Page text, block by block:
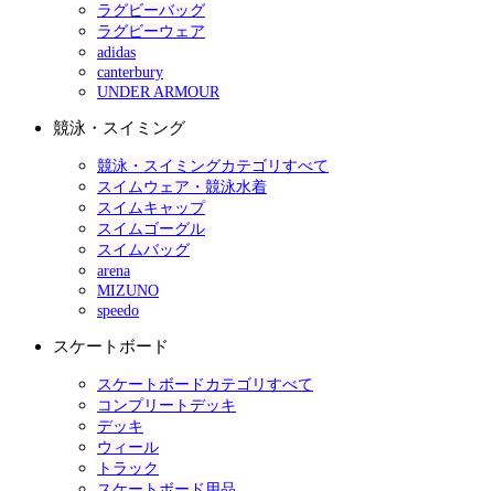
ラグビーバッグ
ラグビーウェア
adidas
canterbury
UNDER ARMOUR
競泳・スイミング
競泳・スイミングカテゴリすべて
スイムウェア・競泳水着
スイムキャップ
スイムゴーグル
スイムバッグ
arena
MIZUNO
speedo
スケートボード
スケートボードカテゴリすべて
コンプリートデッキ
デッキ
ウィール
トラック